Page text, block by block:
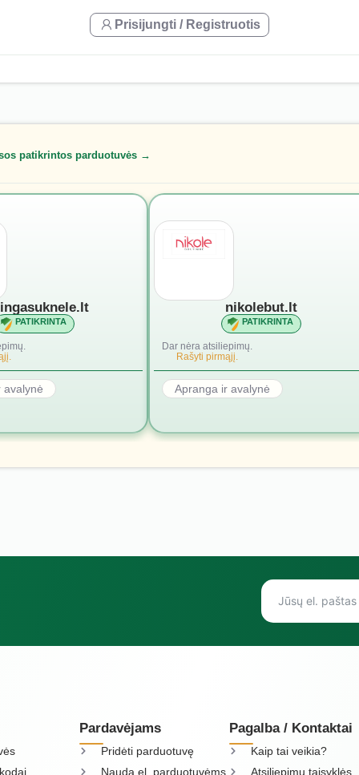
Prisijungti / Registruotis
patikrintos parduotuvės →
PATIKRINTA
avalynė
nikolebut.lt
PATIKRINTA
Dar nėra atsiliepimų.
Rašyti pirmąjį.
Apranga ir avalynė
Pardavėjams
Pridėti parduotuvę
Nauda el. parduotuvėms
Pagalba / Kontaktai
Kaip tai veikia?
Atsiliepimų taisyklės